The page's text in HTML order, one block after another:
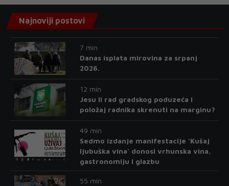
Najnoviji postovi
7 min
Danas isplata mirovina za srpanj
2026.
12 min
Jesu li rad gradskog poduzeća i
položaj radnika skrenuti na marginu?
49 min
Sedmo izdanje manifestacije 'Kušaj
ljubuška vina' donosi vrhunska vina,
gastronomiju i glazbu
55 min